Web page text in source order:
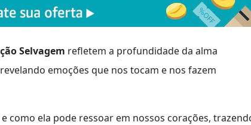
Selvagem refletem a profundidade da alma
emoções que nos tocam e nos fazem
como ela pode ressoar em nossos corações,